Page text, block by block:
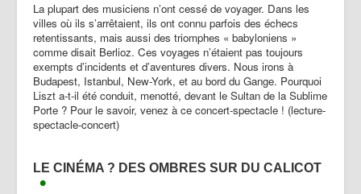
La plupart des musiciens n’ont cessé de voyager. Dans les
villes où ils s’arrêtaient, ils ont connu parfois des échecs
retentissants, mais aussi des triomphes « babyloniens »
comme disait Berlioz. Ces voyages n’étaient pas toujours
exempts d’incidents et d’aventures divers. Nous irons à
Budapest, Istanbul, New-York, et au bord du Gange. Pourquoi
Liszt a-t-il été conduit, menotté, devant le Sultan de la Sublime
Porte ? Pour le savoir, venez à ce concert-spectacle ! (lecture-
spectacle-concert)
LE CIN ÉMA ? DES OMBRES SUR DU CALICOT
•